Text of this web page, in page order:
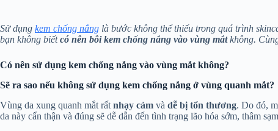
Sử dụng kem chống nắng là bước không thể thiếu trong quá trình
bạn không biếtcó nên bôi kem chống nắng vào vùng mắtkhông.
Có nên sử dụng kem chống nắng vào vùng mắt không?
Sẽ ra sao nếu không sử dụng kem chống nắng ở vùng quanh mắt?
Vùng da xung quanh mắt rất nhạy cảm và dễ bị tổn thương. Do đó,
da này cẩn thận và đúng sẽ dễ dẫn đến tình trạng lão hóa sớm, thâm